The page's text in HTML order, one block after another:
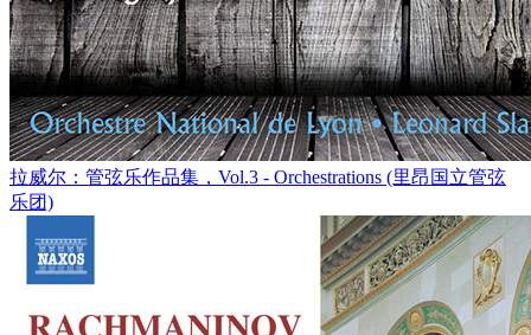
拉威尔：管弦乐作品集，Vol.3 - Orchestrations (里昂国立管弦
乐团)